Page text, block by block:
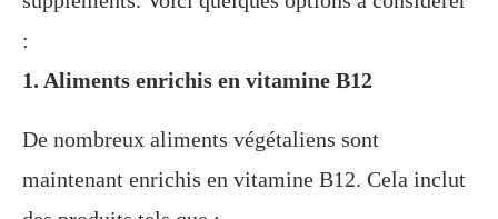
:
1. Aliments enrichis en vitamine B12
De nombreux aliments végétaliens sont
maintenant enrichis en vitamine B12. Cela inclut